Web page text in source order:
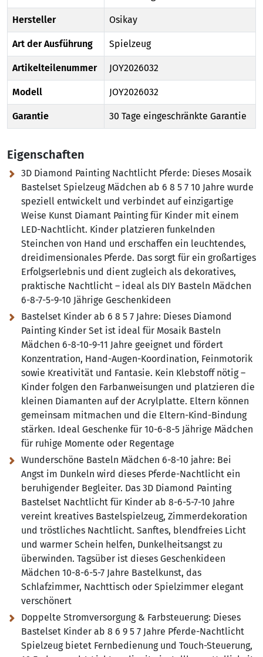
Hersteller Osikay
Art der Ausführung Spielzeug
Artikelteilenummer JOY2026032
Modell JOY2026032
Garantie 30 Tage eingeschränkte Garantie
Eigenschaften
3D Diamond Painting Nachtlicht Pferde: Dieses Mosaik
Bastelset Spielzeug Mädchen ab 6 8 5 7 10 Jahre wurde
speziell entwickelt und verbindet auf einzigartige
Weise Kunst Diamant Painting für Kinder mit einem
LED-Nachtlicht. Kinder platzieren funkelnden
Steinchen von Hand und erschaffen ein leuchtendes,
dreidimensionales Pferde. Das sorgt für ein großartiges
Erfolgserlebnis und dient zugleich als dekoratives,
praktische Nachtlicht – ideal als DIY Basteln Mädchen
6-8-7-5-9-10 Jährige Geschenkideen
Bastelset Kinder ab 6 8 5 7 Jahre: Dieses Diamond
Painting Kinder Set ist ideal für Mosaik Basteln
Mädchen 6-8-10-9-11 Jahre geeignet und fördert
Konzentration, Hand-Augen-Koordination, Feinmotorik
sowie Kreativität und Fantasie. Kein Klebstoff nötig –
Kinder folgen den Farbanweisungen und platzieren die
kleinen Diamanten auf der Acrylplatte. Eltern können
gemeinsam mitmachen und die Eltern-Kind-Bindung
stärken. Ideal Geschenke für 10-6-8-5 Jährige Mädchen
für ruhige Momente oder Regentage
Wunderschöne Basteln Mädchen 6-8-10 jahre: Bei
Angst im Dunkeln wird dieses Pferde-Nachtlicht ein
beruhigender Begleiter. Das 3D Diamond Painting
Bastelset Nachtlicht für Kinder ab 8-6-5-7-10 Jahre
vereint kreatives Bastelspielzeug, Zimmerdekoration
und tröstliches Nachtlicht. Sanftes, blendfreies Licht
und warmer Schein helfen, Dunkelheitsangst zu
überwinden. Tagsüber ist dieses Geschenkideen
Mädchen 10-8-6-5-7 Jahre Bastelkunst, das
Schlafzimmer, Nachttisch oder Spielzimmer elegant
verschönert
Doppelte Stromversorgung & Farbsteuerung: Dieses
Bastelset Kinder ab 8 6 9 5 7 Jahre Pferde-Nachtlicht
Spielzeug bietet Fernbedienung und Touch-Steuerung,